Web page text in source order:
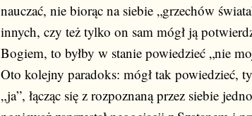
nauczać, nie biorąc na siebie „grzechów
innych, czy też tylko on sam mógł ją
Bogiem, to byłby w stanie powiedzieć „nie
Oto kolejny paradoks: mógł tak powiedzieć,
„ja”, łącząc się z rozpoznaną przez siebie